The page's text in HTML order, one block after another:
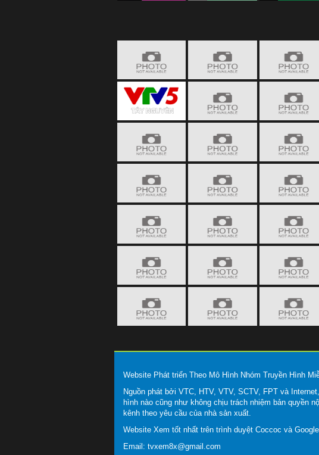
Website Phát triển Theo Mô Hình Nhóm Truyền Hình
Nguồn phát bởi VTC, HTV, VTV, SCTV, FPT và
hình nào cũng như không chịu trách nhiệm bản quyền
kênh theo yêu cầu của nhà sản xuất.
Website Xem tốt nhất trên trình duyệt Coccoc và
Email: tvxem8x@gmail.com